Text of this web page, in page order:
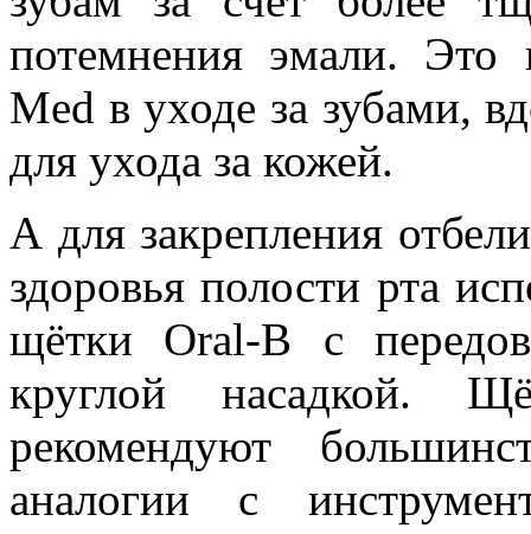
потемнения эмали. Это
Med в уходе за зубами,
для ухода за кожей.
А для закрепления
здоровья полости рта
щётки Oral-B с
круглой насадкой.
рекомендуют
аналогии с